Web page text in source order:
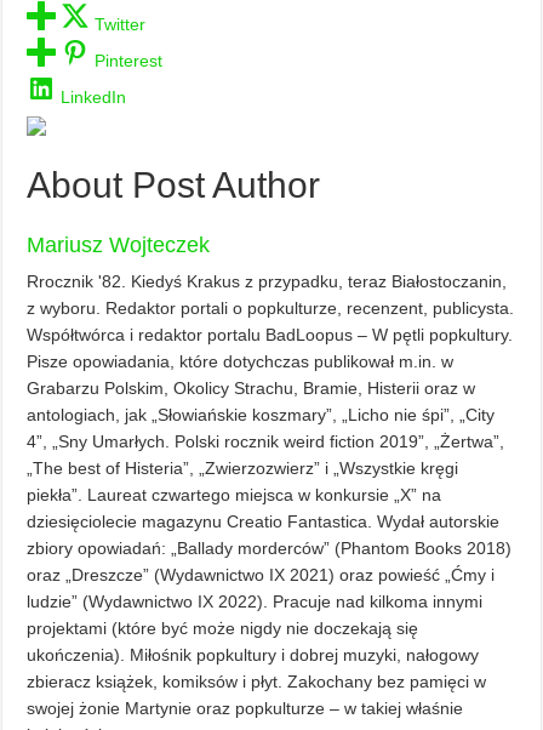
Twitter
Pinterest
LinkedIn
About Post Author
Mariusz Wojteczek
Rrocznik '82. Kiedyś Krakus z przypadku, teraz Białostoczanin,
z wyboru. Redaktor portali o popkulturze, recenzent, publicysta.
Współtwórca i redaktor portalu BadLoopus – W pętli popkultury.
Pisze opowiadania, które dotychczas publikował m.in. w
Grabarzu Polskim, Okolicy Strachu, Bramie, Histerii oraz w
antologiach, jak „Słowiańskie koszmary”, „Licho nie śpi”, „City
4”, „Sny Umarłych. Polski rocznik weird fiction 2019”, „Żertwa”,
„The best of Histeria”, „Zwierzozwierz” i „Wszystkie kręgi
piekła”. Laureat czwartego miejsca w konkursie „X” na
dziesięciolecie magazynu Creatio Fantastica. Wydał autorskie
zbiory opowiadań: „Ballady morderców” (Phantom Books 2018)
oraz „Dreszcze” (Wydawnictwo IX 2021) oraz powieść „Ćmy i
ludzie” (Wydawnictwo IX 2022). Pracuje nad kilkoma innymi
projektami (które być może nigdy nie doczekają się
ukończenia). Miłośnik popkultury i dobrej muzyki, nałogowy
zbieracz książek, komiksów i płyt. Zakochany bez pamięci w
swojej żonie Martynie oraz popkulturze – w takiej właśnie